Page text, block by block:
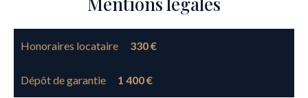
Honoraires locataire 330 €
Dépôt de garantie 1 400 €